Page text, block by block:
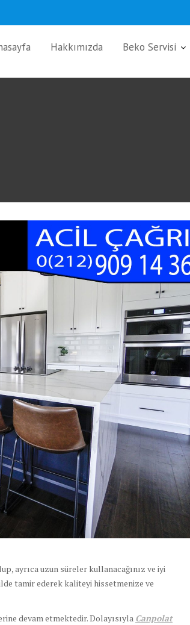
Hakkımızda Beko Servisi
ayrıca uzun süreler kullanacağınız ve iyi
tamir ederek kaliteyi hissetmenize ve
devam etmektedir. Dolayısıyla Canpolat